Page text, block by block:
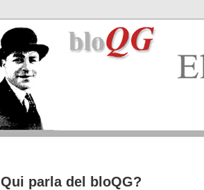
Qui parla del bloQG?